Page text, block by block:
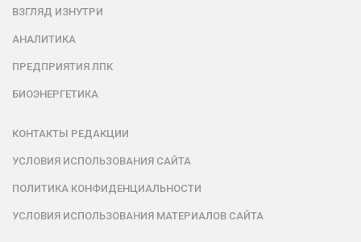
ВЗГЛЯД ИЗНУТРИ
АНАЛИТИКА
ПРЕДПРИЯТИЯ ЛПК
БИОЭНЕРГЕТИКА
КОНТАКТЫ РЕДАКЦИИ
УСЛОВИЯ ИСПОЛЬЗОВАНИЯ САЙТА
ПОЛИТИКА КОНФИДЕНЦИАЛЬНОСТИ
УСЛОВИЯ ИСПОЛЬЗОВАНИЯ МАТЕРИАЛОВ САЙТА